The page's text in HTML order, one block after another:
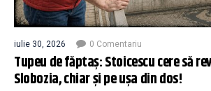
iulie 30, 2026 0 Comentariu
Tupeu de făptaș: Stoicescu cere să
Slobozia, chiar și pe ușa din dos!